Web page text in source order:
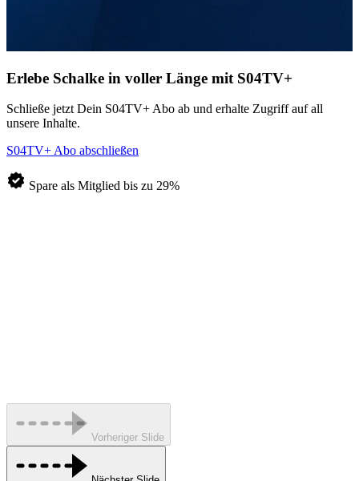
Erlebe Schalke in voller Länge mit S04TV+
Schließe jetzt Dein S04TV+ Abo ab und erhalte Zugriff auf all
unsere Inhalte.
S04TV+ Abo abschließen
Spare als Mitglied bis zu 29%
Vorheriger Slide